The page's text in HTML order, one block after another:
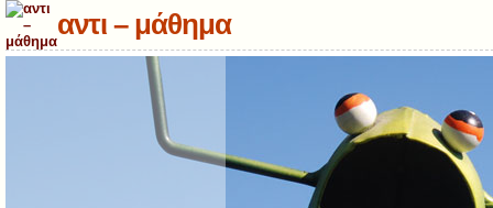
αντι – μάθημα